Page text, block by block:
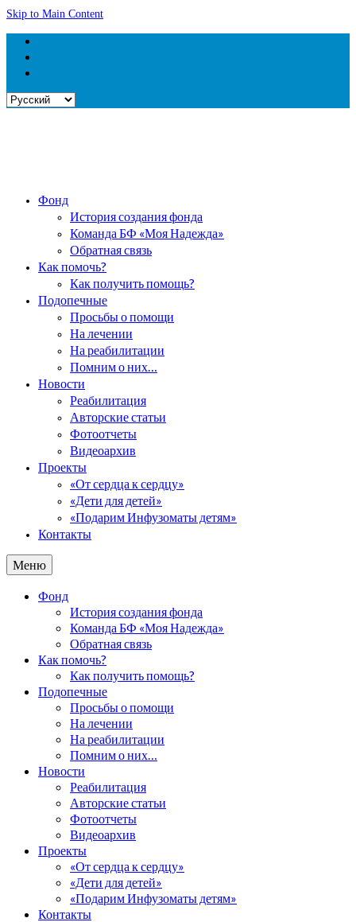
Skip to Main Content
Выбрать
Фонд
История создания фонда
Команда БФ «Моя Надежда»
Обратная связь
Как помочь?
Как получить помощь?
Подопечные
Просьбы о помощи
На лечении
На реабилитации
Помним о них…
Новости
Реабилитация
Авторские статьи
Фотоотчеты
Видеоархив
Проекты
«От сердца к сердцу»
«Дети для детей»
«Подарим Инфузоматы детям»
Контакты
Меню
Фонд
История создания фонда
Команда БФ «Моя Надежда»
Обратная связь
Как помочь?
Как получить помощь?
Подопечные
Просьбы о помощи
На лечении
На реабилитации
Помним о них…
Новости
Реабилитация
Авторские статьи
Фотоотчеты
Видеоархив
Проекты
«От сердца к сердцу»
«Дети для детей»
«Подарим Инфузоматы детям»
Контакты